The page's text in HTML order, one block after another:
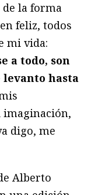
la forma
feliz, todos
mi vida:
a todo, son
levanto hasta
imaginación,
digo, me
Alberto